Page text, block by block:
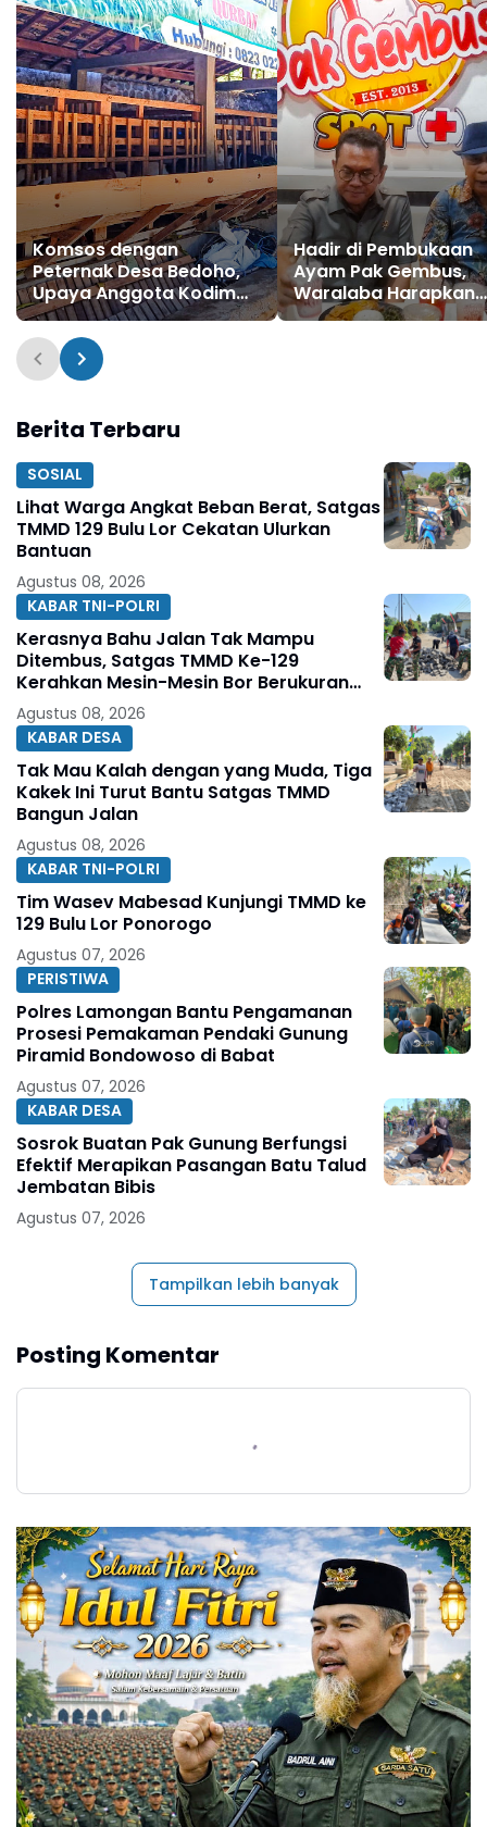
Komsos dengan
Peternak Desa Bedoho,
Upaya Anggota Kodim
Ponorogo Motivasi dan
Tingkatkan Usaha
Secara Produktif
Hadir di Pembukaan
Ayam Pak Gembus,
Waralaba Harapkan
Dukungan Regulasi
Berita Terbaru
SOSIAL
Lihat Warga Angkat Beban Berat, Satgas
TMMD 129 Bulu Lor Cekatan Ulurkan
Bantuan
Agustus 08, 2026
KABAR TNI-POLRI
Kerasnya Bahu Jalan Tak Mampu
Ditembus, Satgas TMMD Ke-129
Kerahkan Mesin-Mesin Bor Berukuran
Besar
Agustus 08, 2026
KABAR DESA
Tak Mau Kalah dengan yang Muda, Tiga
Kakek Ini Turut Bantu Satgas TMMD
Bangun Jalan
Agustus 08, 2026
KABAR TNI-POLRI
Tim Wasev Mabesad Kunjungi TMMD ke
129 Bulu Lor Ponorogo
Agustus 07, 2026
PERISTIWA
Polres Lamongan Bantu Pengamanan
Prosesi Pemakaman Pendaki Gunung
Piramid Bondowoso di Babat
Agustus 07, 2026
KABAR DESA
Sosrok Buatan Pak Gunung Berfungsi
Efektif Merapikan Pasangan Batu Talud
Jembatan Bibis
Agustus 07, 2026
Tampilkan lebih banyak
Posting Komentar